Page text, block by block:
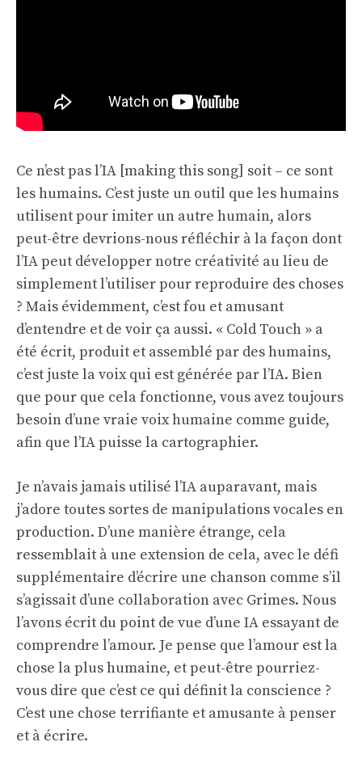
Ce n’est pas l’IA [making this song] soit – ce sont
les humains. C’est juste un outil que les humains
utilisent pour imiter un autre humain, alors
peut-être devrions-nous réfléchir à la façon dont
l’IA peut développer notre créativité au lieu de
simplement l’utiliser pour reproduire des choses
? Mais évidemment, c’est fou et amusant
d’entendre et de voir ça aussi. « Cold Touch » a
été écrit, produit et assemblé par des humains,
c’est juste la voix qui est générée par l’IA. Bien
que pour que cela fonctionne, vous avez toujours
besoin d’une vraie voix humaine comme guide,
afin que l’IA puisse la cartographier.
Je n’avais jamais utilisé l’IA auparavant, mais
j’adore toutes sortes de manipulations vocales en
production. D’une manière étrange, cela
ressemblait à une extension de cela, avec le défi
supplémentaire d’écrire une chanson comme s’il
s’agissait d’une collaboration avec Grimes. Nous
l’avons écrit du point de vue d’une IA essayant de
comprendre l’amour. Je pense que l’amour est la
chose la plus humaine, et peut-être pourriez-
vous dire que c’est ce qui définit la conscience ?
C’est une chose terrifiante et amusante à penser
et à écrire.